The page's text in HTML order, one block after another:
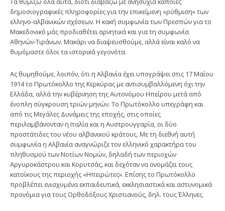
δημοσιογραφικές πληροφορίες για την επικείμενη «ρύθμιση» των
ελληνο-αλβανικών σχέσεων. Η κακή συμφωνία των Πρεσπών για το
Μακεδονικό μάς προδιαθέτει αρνητικά και για τη συμφωνία
Αθηνών-Τιράνων. Μακάρι να διαψευσθούμε, αλλά είναι καλό να
θυμόμαστε όλοι τα ιστορικά γεγονότα.
Ας θυμηθούμε, λοιπόν, ότι η Αλβανία έχει υπογράψει στις 17 Μαΐου
1914 το Πρωτόκολλο της Κερκύρας με αντισυμβαλλόμενη όχι την
Ελλάδα, αλλά την κυβέρνηση της Αυτονόμου Ηπείρου μετά από
ένοπλη σύγκρουση τριών μηνών. Το Πρωτόκολλο υπεγράφη και
από τις Μεγάλες Δυνάμεις της εποχής, στις οποίες
περιλαμβάνονταν η Ιταλία και η Αυστρουγγαρία, οι δύο
προστάτιδες του νέου αλβανικού κράτους. Με τη διεθνή αυτή
συμφωνία η Αλβανία αναγνώριζε τον ελληνικό χαρακτήρα του
πληθυσμού των Νοτίων Νομών, δηλαδή των περιοχών
Αργυροκάστρου και Κορυτσάς, και δεχόταν να ονομάζει τους
κατοίκους της περιοχής «Ηπειρώτες». Επίσης το Πρωτόκολλο
προβλέπει ενισχυμένα εκπαιδευτικά, εκκλησιαστικά και αστυνομικά
προνόμια για τους Ορθοδόξους Χριστιανούς, δηλ. τους Έλληνες.